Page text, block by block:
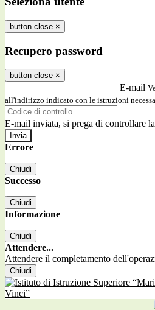
button close ×
Recupero password
button close ×
E-mail
all'indirizzo indicato con le istruzioni
E-mail inviata, si prega di controllare
Errore
Chiudi
Successo
Chiudi
Informazione
Chiudi
Attendere...
Attendere il completamento
Chiudi